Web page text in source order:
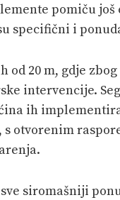
pomiču još
specifični i
od 20 m, gdje
intervencije.
ih
otvorenim
siromašniji